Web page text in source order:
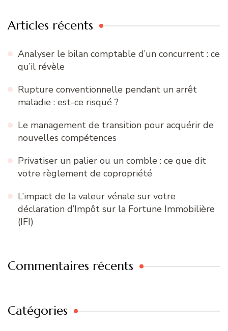
Articles récents
Analyser le bilan comptable d’un concurrent : ce
qu’il révèle
Rupture conventionnelle pendant un arrêt
maladie : est-ce risqué ?
Le management de transition pour acquérir de
nouvelles compétences
Privatiser un palier ou un comble : ce que dit
votre règlement de copropriété
L’impact de la valeur vénale sur votre
déclaration d’Impôt sur la Fortune Immobilière
(IFI)
Commentaires récents
Catégories